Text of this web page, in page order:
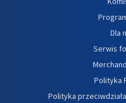
Dla
Serwis
Polityka
Polityka